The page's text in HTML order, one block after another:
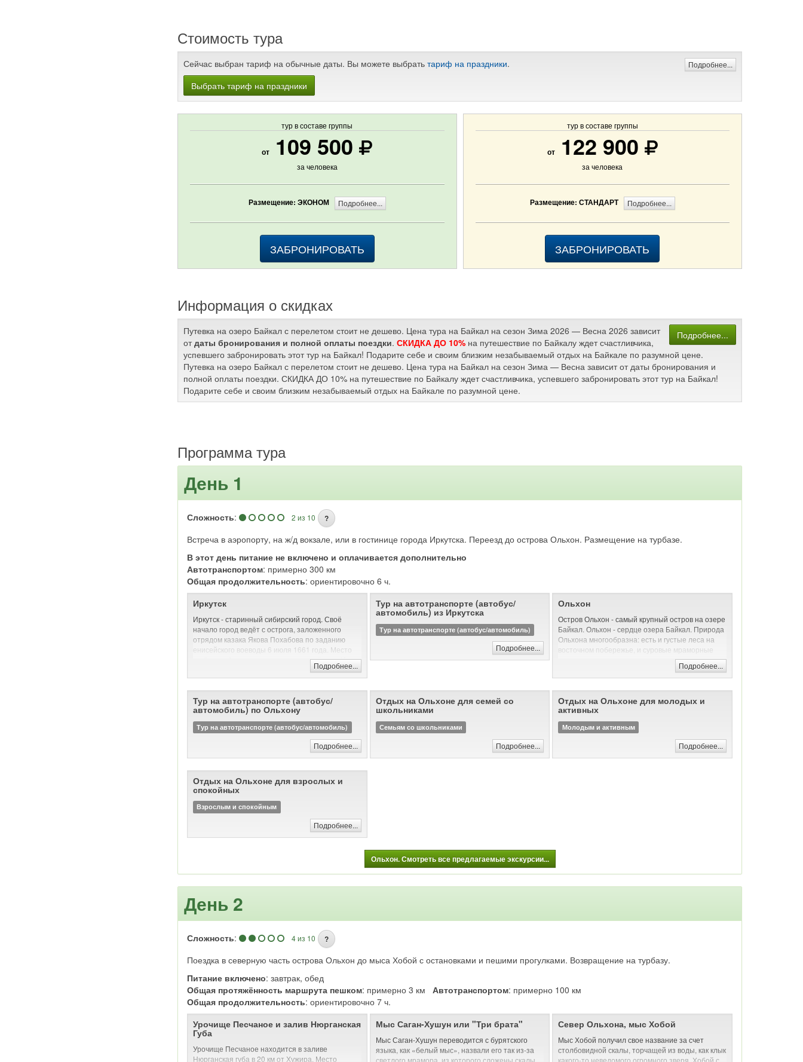
Стоимость тура
Сейчас выбран тариф на обычные даты. Вы можете выбрать тариф на праздники. Подробнее...
Выбрать тариф на праздники
тур в составе группы
от 109 500
за человека
Размещение: ЭКОНОМ Подробнее...
ЗАБРОНИРОВАТЬ
тур в составе группы
от122 900
за человека
Размещение: СТАНДАРТ Подробнее...
ЗАБРОНИРОВАТЬ
Информация о скидках
Подробнее...
Путевка на озеро Байкал с перелетом стоит не дешево. Цена тура на Байкал на сезон Зима 2026 — Весна 2026 зависит
отдаты бронирования и полной оплаты поездки. СКИДКА ДО 10% на путешествие по Байкалу ждет счастливчика,
успевшего забронировать этот тур на Байкал! Подарите себе и своим близким незабываемый отдых на Байкале по разумной цене.
Путевка на озеро Байкал с перелетом стоит не дешево. Цена тура на Байкал на сезон Зима — Весна зависит от даты бронирования и
полной оплаты поездки. СКИДКА ДО 10% на путешествие по Байкалу ждет счастливчика, успевшего забронировать этот тур на Байкал!
Подарите себе и своим близким незабываемый отдых на Байкале по разумной цене.
Программа тура
День 1
Сложность: 2 из 10 ?
Встреча в аэропорту, на ж/д вокзале, или в гостинице города Иркутска. Переезд до острова Ольхон. Размещение на турбазе.
В этот день питание не включено и оплачивается дополнительно
Автотранспортом: примерно 300 км
Общая продолжительность: ориентировочно 6 ч.
Иркутск
Иркутск - старинный сибирский город. Своё
начало город ведёт с острога, заложенного
отрядом казака Якова Похабова по заданию
енисейского воеводы 6 июля 1661 года. Место
на берегу Ангары при впадении в неё реки Иркут
оказалось пригодным для земледелия и
скотоводства, водный путь обеспечивал
сообщение с Енисеем и Байкалом.
В день закладки острога Похабов докладывал:
«Тут место самое лучшее, угожее для пашен, и
скотинный выпуск, и сенные покосы, и рыбные
ловли — все близко; а опроче того места острогу
ставить негде: места степные и неугожие».
купеческим городом, долгое время
процветавшим на российско-китайской торговле,
а позднее на золотопромышленности; местом
политической ссылки. С 1803 года являлся
центром Сибирского, с 1822 по 1884 год —
Восточно-Сибирского генерал-губернаторства. В
пожаре 1879 года был сильно разрушен.
Подробнее...
Тур на автотранспорте (автобус/
автомобиль) из Иркутска
Тур на автотранспорте (автобус/автомобиль)
Подробнее...
Ольхон
Остров Ольхон - самый крупный остров на озере
Байкал. Ольхон - сердце озера Байкал. Природа
Ольхона многообразна: есть и густые леса на
восточном побережье, и суровые мраморные
скалы, и песчаные пляжи с дюнами на западе, и
голые степи. Пейзажи дикой природы Ольхона
красивы и величественны - недаром он
ежегодно привлекает тысячи туристов со всего
мира - остров Ольхон ждет и Вас.
Подробнее...
Тур на автотранспорте (автобус/
автомобиль) по Ольхону
Тур на автотранспорте (автобус/автомобиль)
Подробнее...
Отдых на Ольхоне для семей со
школьниками
Семьям со школьниками
Подробнее...
Отдых на Ольхоне для молодых и
активных
Молодым и активным
Подробнее...
Отдых на Ольхоне для взрослых и
спокойных
Взрослым и спокойным
Подробнее...
Ольхон. Смотреть все предлагаемые экскурсии...
День 2
Сложность: 4 из 10 ?
Поездка в северную часть острова Ольхон до мыса Хобой с остановками и пешими прогулками. Возвращение на турбазу.
Питание включено: завтрак, обед
Общая протяжённость маршрута пешком: примерно 3 км Автотранспортом: примерно 100 км
Общая продолжительность: ориентировочно 7 ч.
Урочище Песчаное и залив Нюрганская
Губа
Урочище Песчаное находится в заливе
Нюрганская губа в 20 км от Хужира. Место
Мыс Саган-Хушун или "Три брата"
Мыс Саган-Хушун переводится с бурятского
языка, как «белый мыс», назвали его так из-за
светлого мрамора, из которого сложены скалы
Север Ольхона, мыс Хобой
Мыс Хобой получил свое название за счет
столбовидной скалы, торчащей из воды, как клык
какого-то неведомого огромного зверя. Хобой с